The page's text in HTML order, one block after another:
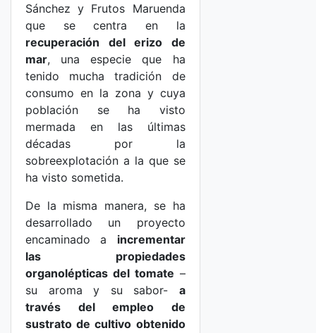
Sánchez y Frutos Maruenda
que se centra en la
recuperación del erizo de
mar, una especie que ha
tenido mucha tradición de
consumo en la zona y cuya
población se ha visto
mermada en las últimas
décadas por la
sobreexplotación a la que se
ha visto sometida.
De la misma manera, se ha
desarrollado un proyecto
encaminado a incrementar
las propiedades
organolépticas del tomate –
su aroma y su sabor- a
través del empleo de
sustrato de cultivo obtenido